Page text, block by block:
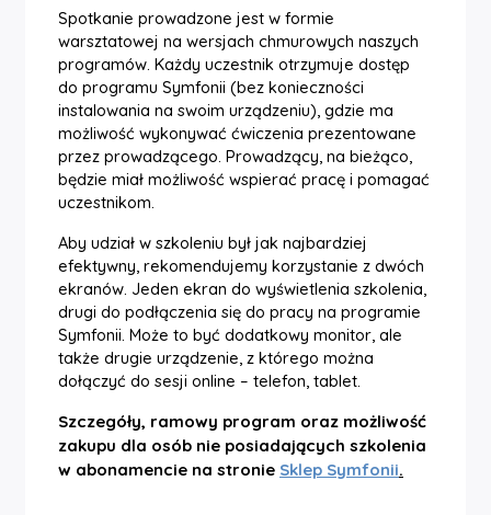
Spotkanie prowadzone jest w formie
warsztatowej na wersjach chmurowych naszych
programów. Każdy uczestnik otrzymuje dostęp
do programu Symfonii (bez konieczności
instalowania na swoim urządzeniu), gdzie ma
możliwość wykonywać ćwiczenia prezentowane
przez prowadzącego. Prowadzący, na bieżąco,
będzie miał możliwość wspierać pracę i pomagać
uczestnikom.
Aby udział w szkoleniu był jak najbardziej
efektywny, rekomendujemy korzystanie z dwóch
ekranów. Jeden ekran do wyświetlenia szkolenia,
drugi do podłączenia się do pracy na programie
Symfonii. Może to być dodatkowy monitor, ale
także drugie urządzenie, z którego można
dołączyć do sesji online – telefon, tablet.
Szczegóły, ramowy program oraz możliwość
zakupu dla osób nie posiadających szkolenia
w abonamencie na stronie Sklep Symfonii.